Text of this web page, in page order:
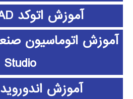
آموزش اتوکد AUTOCAD
Studio
آموزش اندوروید android